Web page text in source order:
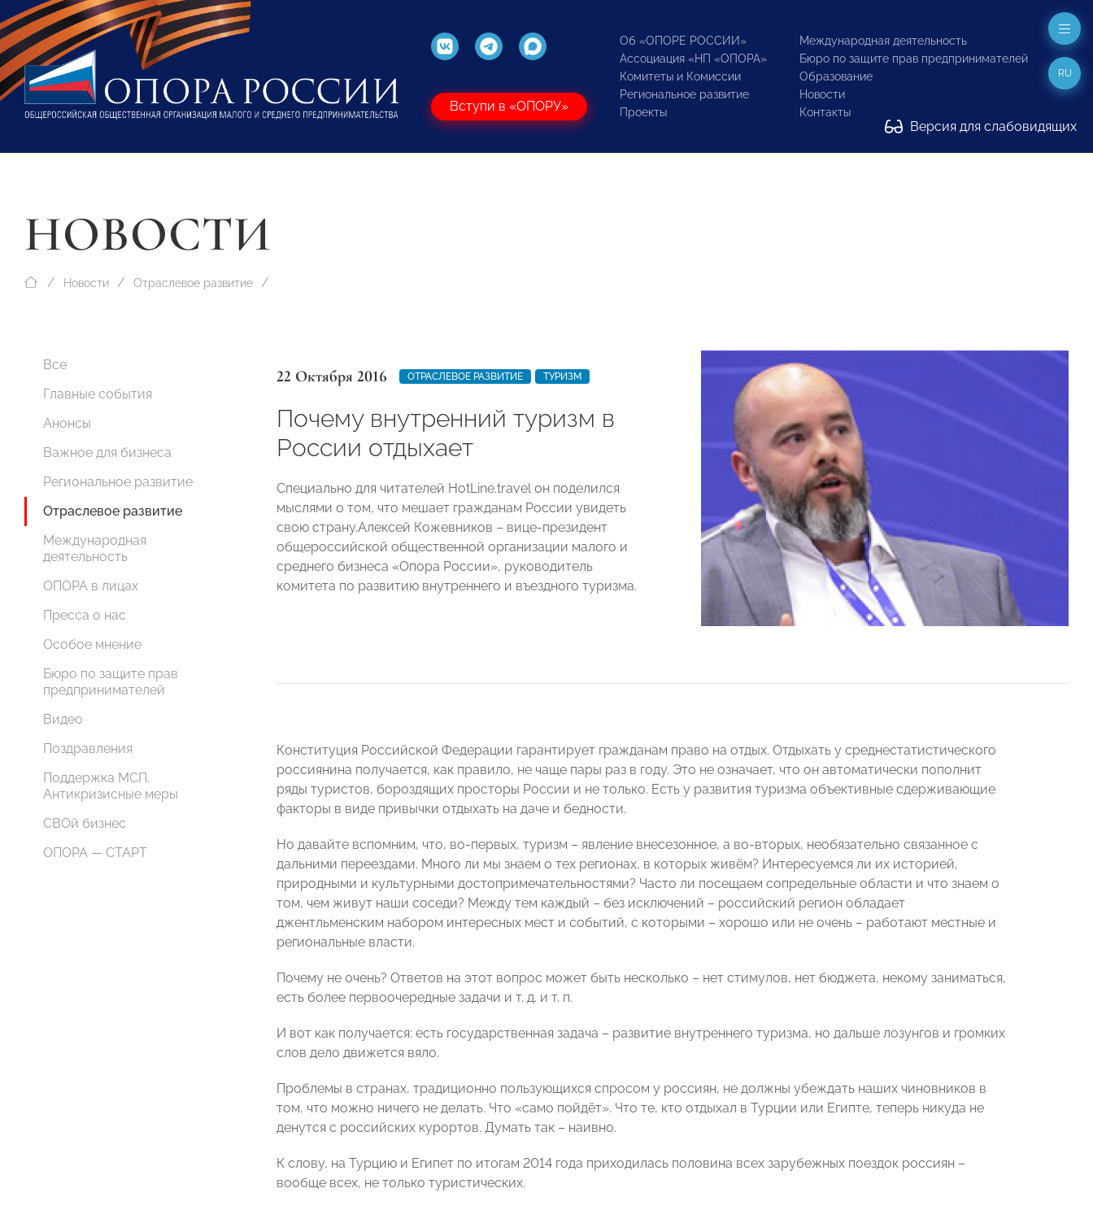
Вступи в «ОПОРУ»
Об «ОПОРЕ РОССИИ»
Ассоциация «НП «ОПОРА»
Комитеты и Комиссии
Региональное развитие
Проекты
Международная деятельность
Бюро по защите прав предпринимателей
Образование
Новости
Контакты
Версия для слабовидящих
RU
НОВОСТИ
Новости Отраслевое развитие
Все
Главные события
Анонсы
Важное для бизнеса
Региональное развитие
Отраслевое развитие
Международная
деятельность
ОПОРА в лицах
Пресса о нас
Особое мнение
Бюро по защите прав
предпринимателей
Видео
Поздравления
Поддержка МСП.
Антикризисные меры
СВОй бизнес
ОПОРА — СТАРТ
22 Октября 2016 ОТРАСЛЕВОЕ РАЗВИТИЕ ТУРИЗМ
Почему внутренний туризм в
России отдыхает
Специально для читателей HotLine.travel он поделился
мыслями о том, что мешает гражданам России увидеть
свою страну.Алексей Кожевников – вице-президент
общероссийской общественной организации малого и
среднего бизнеса «Опора России», руководитель
комитета по развитию внутреннего и въездного туризма.
Конституция Российской Федерации гарантирует гражданам право на отдых. Отдыхать у среднестатистического
россиянина получается, как правило, не чаще пары раз в году. Это не означает, что он автоматически пополнит
ряды туристов, бороздящих просторы России и не только. Есть у развития туризма объективные сдерживающие
факторы в виде привычки отдыхать на даче и бедности.
Но давайте вспомним, что, во-первых, туризм – явление внесезонное, а во-вторых, необязательно связанное с
дальними переездами. Много ли мы знаем о тех регионах, в которых живём? Интересуемся ли их историей,
природными и культурными достопримечательностями? Часто ли посещаем сопредельные области и что знаем о
том, чем живут наши соседи? Между тем каждый – без исключений – российский регион обладает
джентльменским набором интересных мест и событий, с которыми – хорошо или не очень – работают местные и
региональные власти.
Почему не очень? Ответов на этот вопрос может быть несколько – нет стимулов, нет бюджета, некому заниматься,
есть более первоочередные задачи и т. д. и т. п.
И вот как получается: есть государственная задача – развитие внутреннего туризма, но дальше лозунгов и громких
слов дело движется вяло.
Проблемы в странах, традиционно пользующихся спросом у россиян, не должны убеждать наших чиновников в
том, что можно ничего не делать. Что «само пойдёт». Что те, кто отдыхал в Турции или Египте, теперь никуда не
денутся с российских курортов. Думать так – наивно.
К слову, на Турцию и Египет по итогам 2014 года приходилась половина всех зарубежных поездок россиян –
вообще всех, не только туристических.